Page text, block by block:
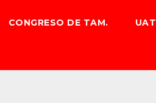
CONGRESO DE TAM. UAT